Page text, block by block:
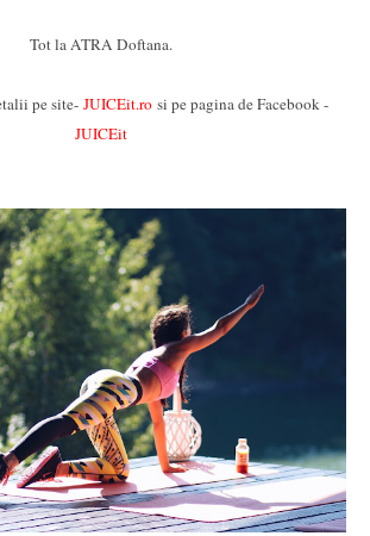
Tot la ATRA Doftana.
pe site- JUICEit.ro si pe pagina de Facebook -
JUICEit